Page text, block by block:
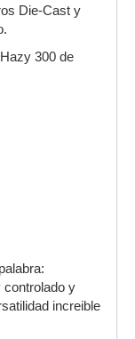
Die-Cast y
300 de
controlado y
increible